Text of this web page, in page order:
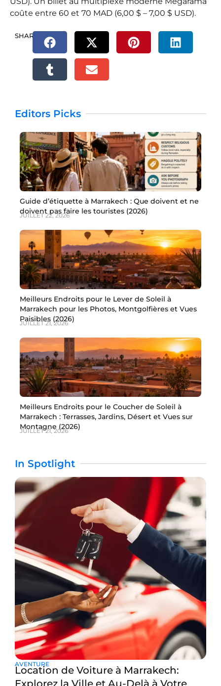
coûte entre 60 et 70 MAD (6,00 $ – 7,00 $ USD).
SHARE.
Editors Picks
Guide d’étiquette à Marrakech : Que doivent et ne
doivent pas faire les touristes (2026)
JUILLET 22, 2026
Meilleurs Endroits pour le Lever de Soleil à
Marrakech pour les Photos, Montgolfières et Vues
Paisibles (2026)
JUILLET 21, 2026
Meilleurs Endroits pour le Coucher de Soleil à
Marrakech : Terrasses, Jardins, Désert et Vues sur
Montagne (2026)
JUILLET 21, 2026
In Spotlight
AVENTURE
Location de Voiture à Marrakech: